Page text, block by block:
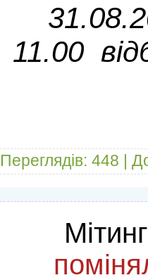
11.00
Переглядів: 448 |